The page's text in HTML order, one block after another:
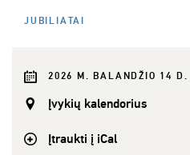
JUBILIATAI
2026 M. BALANDŽIO 14 D.
Įvykių kalendorius
Įtraukti į iCal